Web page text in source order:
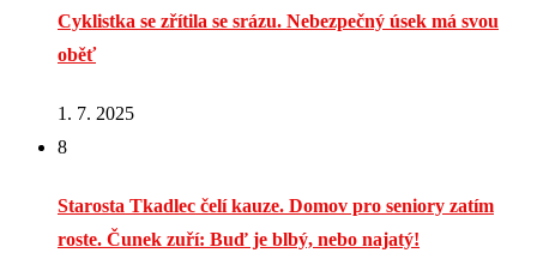
Cyklistka se zřítila se srázu. Nebezpečný úsek má svou
oběť
1. 7. 2025
8
Starosta Tkadlec čelí kauze. Domov pro seniory zatím
roste. Čunek zuří: Buď je blbý, nebo najatý!